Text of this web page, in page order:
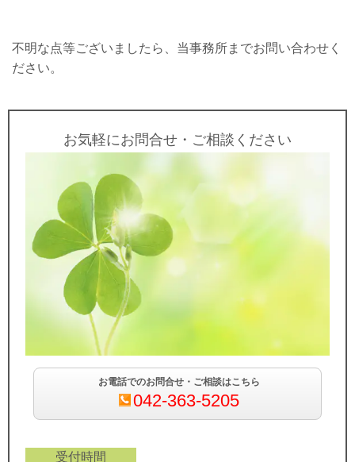
不明な点等ございましたら、当事務所までお問い合わせく
ださい。
お気軽にお問合せ・ご相談ください
お電話でのお問合せ・ご相談はこちら
042-363-5205
受付時間